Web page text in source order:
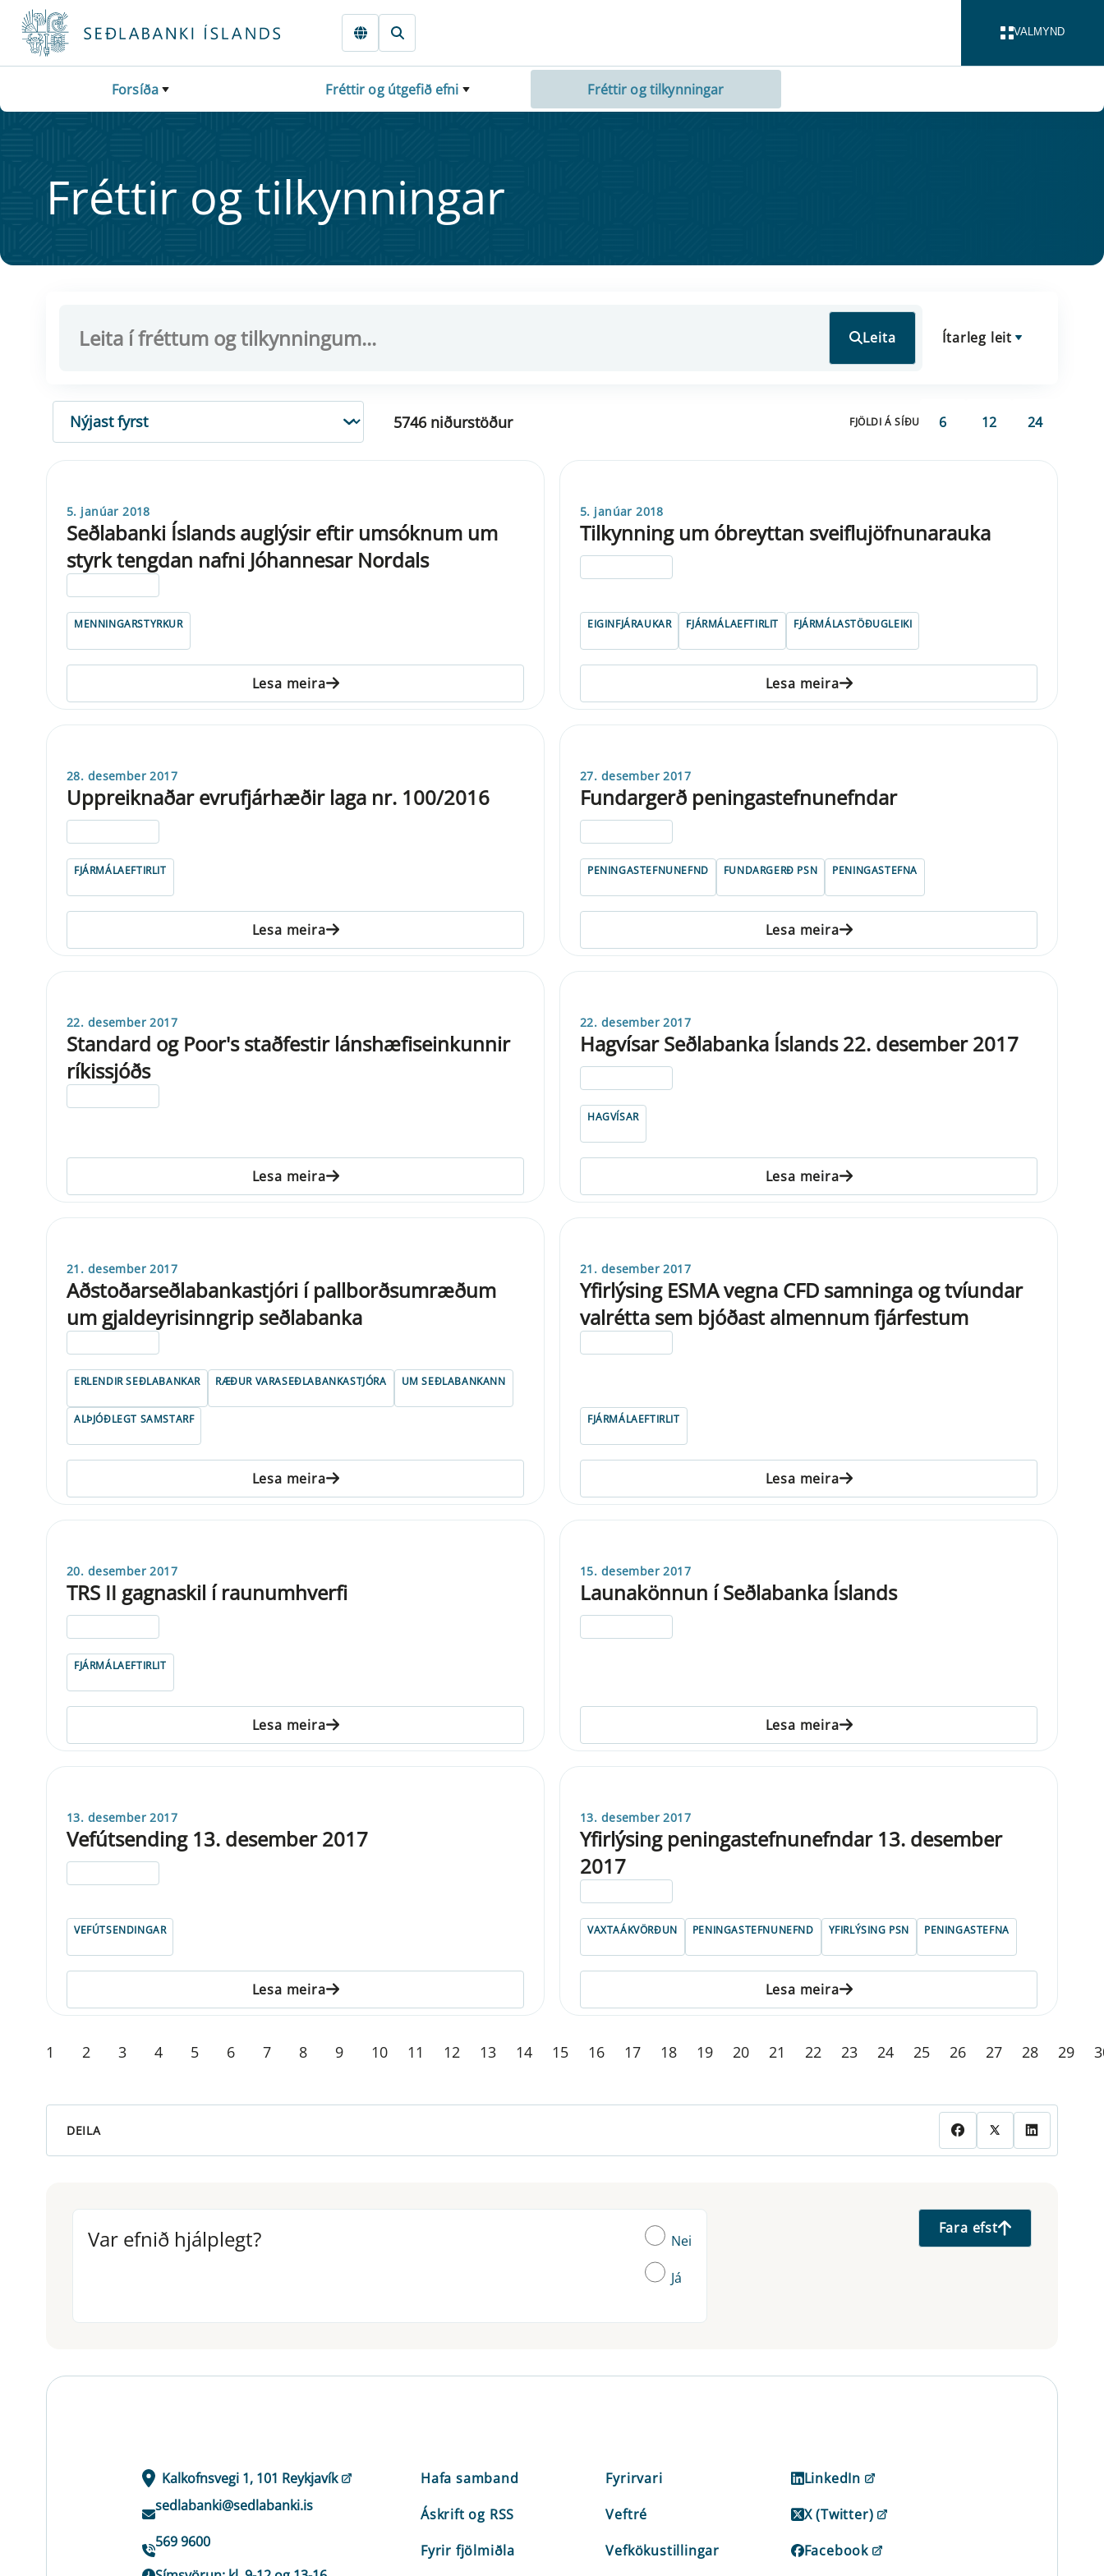
Fara beint í Meginmál
VALMYND
Forsíða Fréttir og útgefið efni Fréttir og tilkynningar
Frétt­ir og til­kynn­ing­ar
Leita Ítarleg leit
RÖÐUN
5746 niðurstöður FJÖLDI Á SÍÐU 6 12 24
5. janúar 2018
Seðlabanki Íslands auglýsir eftir umsóknum um
styrk tengdan nafni Jóhannesar Nordals
MENNINGARSTYRKUR
Lesa meira
5. janúar 2018
Tilkynning um óbreyttan sveiflujöfnunarauka
EIGINFJÁRAUKAR FJÁRMÁLAEFTIRLIT FJÁRMÁLASTÖÐUGLEIKI
Lesa meira
28. desember 2017
Uppreiknaðar evrufjárhæðir laga nr. 100/2016
FJÁRMÁLAEFTIRLIT
Lesa meira
27. desember 2017
Fundargerð peningastefnunefndar
PENINGASTEFNUNEFND FUNDARGERÐ PSN PENINGASTEFNA
Lesa meira
22. desember 2017
Standard og Poor's staðfestir lánshæfiseinkunnir
ríkissjóðs
Lesa meira
22. desember 2017
Hagvísar Seðlabanka Íslands 22. desember 2017
HAGVÍSAR
Lesa meira
21. desember 2017
Aðstoðarseðlabankastjóri í pallborðsumræðum
um gjaldeyrisinngrip seðlabanka
ERLENDIR SEÐLABANKAR RÆÐUR VARASEÐLABANKASTJÓRA UM SEÐLABANKANN
ALÞJÓÐLEGT SAMSTARF
Lesa meira
21. desember 2017
Yfirlýsing ESMA vegna CFD samninga og tvíundar
valrétta sem bjóðast almennum fjárfestum
FJÁRMÁLAEFTIRLIT
Lesa meira
20. desember 2017
TRS II gagnaskil í raunumhverfi
FJÁRMÁLAEFTIRLIT
Lesa meira
15. desember 2017
Launakönnun í Seðlabanka Íslands
Lesa meira
13. desember 2017
Vefútsending 13. desember 2017
VEFÚTSENDINGAR
Lesa meira
13. desember 2017
Yfirlýsing peningastefnunefndar 13. desember
2017
VAXTAÁKVÖRÐUN PENINGASTEFNUNEFND YFIRLÝSING PSN PENINGASTEFNA
Lesa meira
1 2 3 4 5 6 7 8 9 10 11 12 13 14 15 16 17 18 19 20 21 22 23 24 25 26 27 28 29
DEILA
Var efnið hjálplegt?
Var efnið hjálplegt? Nei
Já
Fara efst
Kalkofnsvegi 1, 101 Reykjavík
sedlabanki@sedlabanki.is
569 9600
Hafa samband
Áskrift og RSS
Fyrir fjölmiðla
Fyrirvari
Veftré
Vefkökustillingar
LinkedIn
X (Twitter)
Facebook